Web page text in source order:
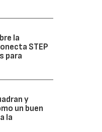
la
STEP
para
y
un buen
la